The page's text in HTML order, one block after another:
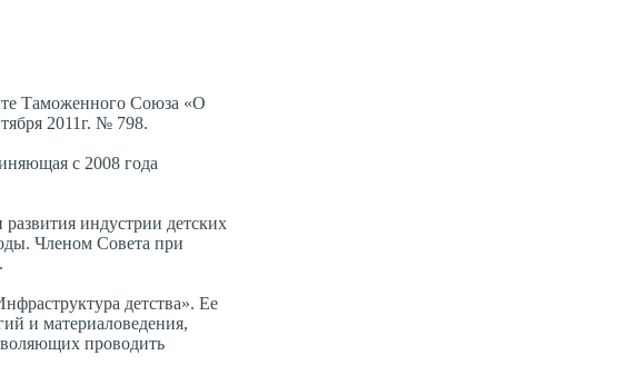
Таможенного Союза «О
2011г. № 798.
с 2008 года
индустрии детских
Членом Совета при
детства». Ее
и материаловедения,
проводить